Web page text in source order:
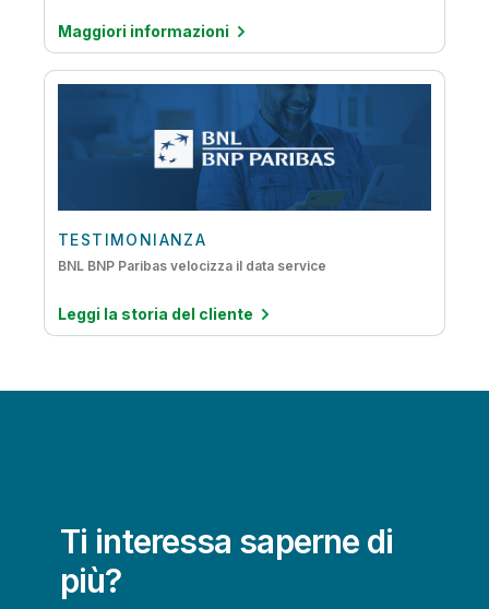
Maggiori informazioni
TESTIMONIANZA
BNL BNP Paribas velocizza il data service
Leggi la storia del cliente
Ti interessa saperne di
più?